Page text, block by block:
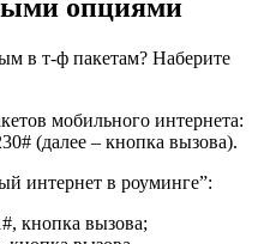
опциями
в т-ф пакетам? Наберите
мобильного интернета:
(далее – кнопка вызова).
интернет в роуминге”:
кнопка вызова;